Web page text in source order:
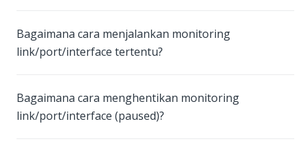
Bagaimana cara menjalankan monitoring
link/port/interface tertentu?
Bagaimana cara menghentikan monitoring
link/port/interface (paused)?